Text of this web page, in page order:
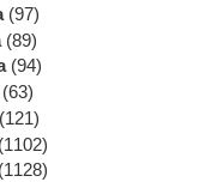
(97)
(89)
(94)
(63)
(121)
(1102)
(1128)